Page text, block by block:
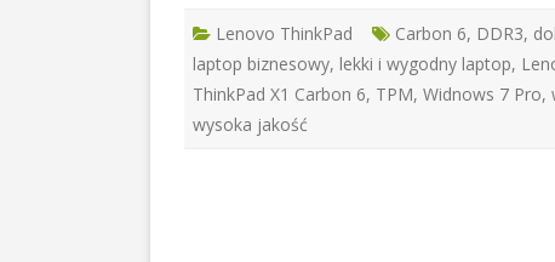
Lenovo ThinkPad Carbon 6, DDR3,
laptop biznesowy, lekki i wygodny laptop,
ThinkPad X1 Carbon 6, TPM, Widnows 7 Pro,
wysoka jakość